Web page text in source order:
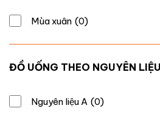
Mùa xuân (0)
ĐỒ UỐNG THEO NGUYÊN LIỆU
Nguyên liệu A (0)